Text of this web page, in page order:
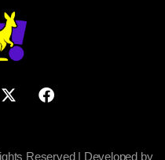
Reserved | Developed by